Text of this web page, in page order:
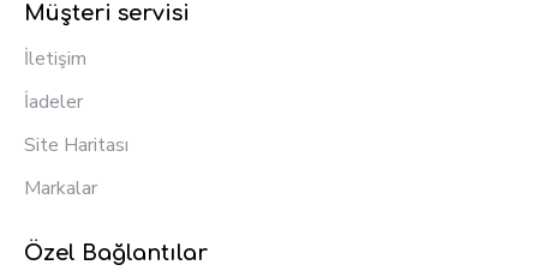
Müşteri servisi
İletişim
İadeler
Site Haritası
Markalar
Özel Bağlantılar